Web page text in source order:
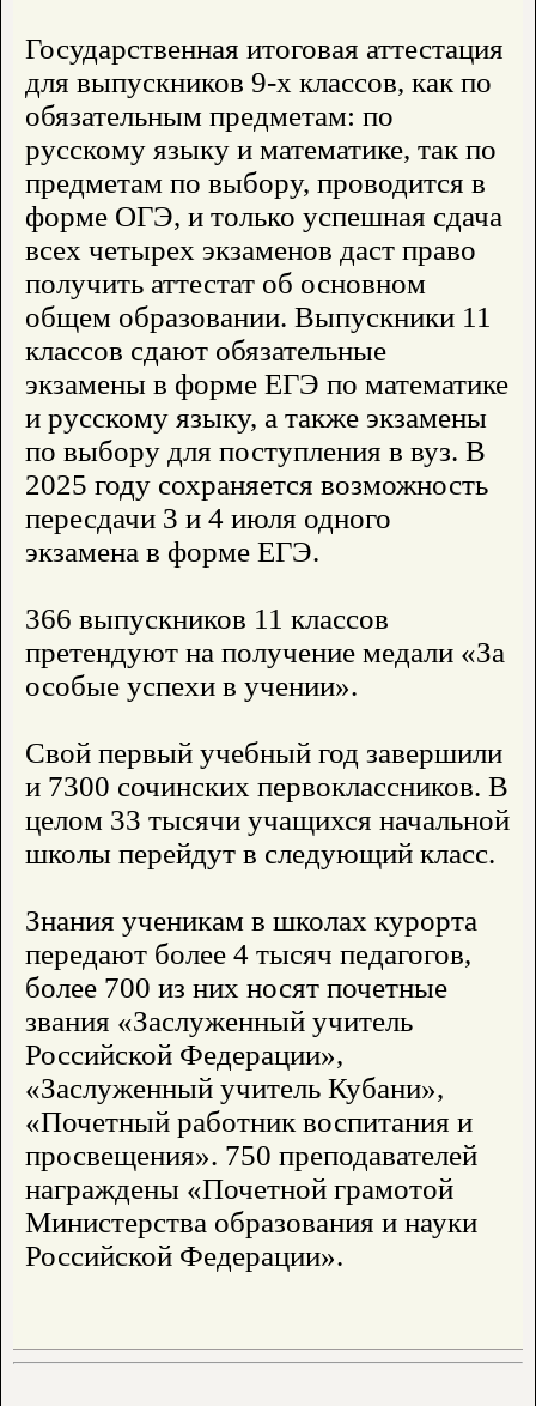
Государственная итоговая аттестация
для выпускников 9-х классов, как по
обязательным предметам: по
русскому языку и математике, так по
предметам по выбору, проводится в
форме ОГЭ, и только успешная сдача
всех четырех экзаменов даст право
получить аттестат об основном
общем образовании. Выпускники 11
классов сдают обязательные
экзамены в форме ЕГЭ по математике
и русскому языку, а также экзамены
по выбору для поступления в вуз. В
2025 году сохраняется возможность
пересдачи 3 и 4 июля одного
экзамена в форме ЕГЭ.
366 выпускников 11 классов
претендуют на получение медали «За
особые успехи в учении».
Свой первый учебный год завершили
и 7300 сочинских первоклассников. В
целом 33 тысячи учащихся начальной
школы перейдут в следующий класс.
Знания ученикам в школах курорта
передают более 4 тысяч педагогов,
более 700 из них носят почетные
звания «Заслуженный учитель
Российской Федерации»,
«Заслуженный учитель Кубани»,
«Почетный работник воспитания и
просвещения». 750 преподавателей
награждены «Почетной грамотой
Министерства образования и науки
Российской Федерации».